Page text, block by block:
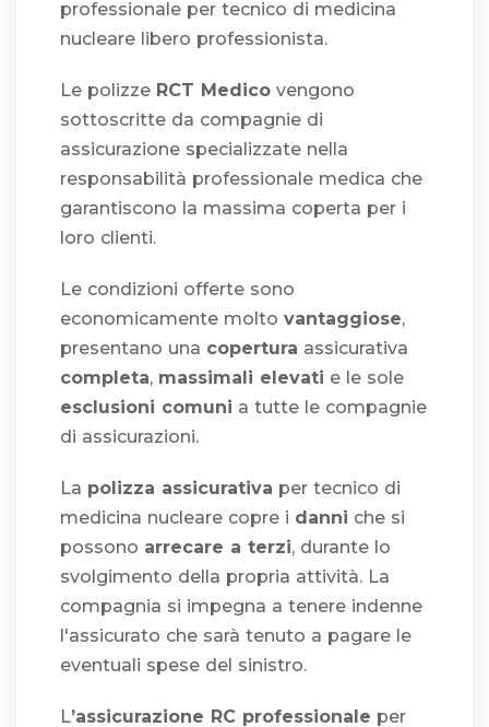
professionale per tecnico di medicina
nucleare libero professionista.
Le polizze RCT Medico vengono
sottoscritte da compagnie di
assicurazione specializzate nella
responsabilità professionale medica che
garantiscono la massima coperta per i
loro clienti.
Le condizioni offerte sono
economicamente molto vantaggiose,
presentano una copertura assicurativa
completa, massimali elevati e le sole
esclusioni comuni a tutte le compagnie
di assicurazioni.
La polizza assicurativa per tecnico di
medicina nucleare copre i danni che si
possono arrecare a terzi, durante lo
svolgimento della propria attività. La
compagnia si impegna a tenere indenne
l'assicurato che sarà tenuto a pagare le
eventuali spese del sinistro.
L’assicurazione RC professionale per